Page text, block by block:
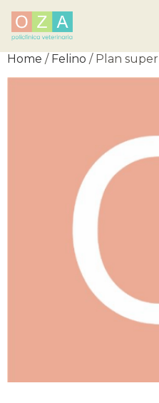
Home / Felino / Plan